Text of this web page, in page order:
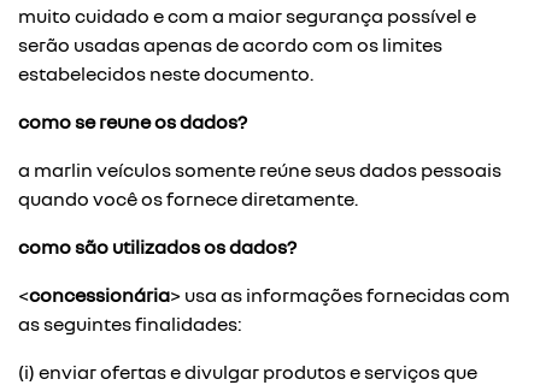
muito cuidado e com a maior segurança possível e
serão usadas apenas de acordo com os limites
estabelecidos neste documento.
como se reune os dados?
a marlin veículos somente reúne seus dados pessoais
quando você os fornece diretamente.
como são utilizados os dados?
<concessionária> usa as informações fornecidas com
as seguintes finalidades:
(i) enviar ofertas e divulgar produtos e serviços que